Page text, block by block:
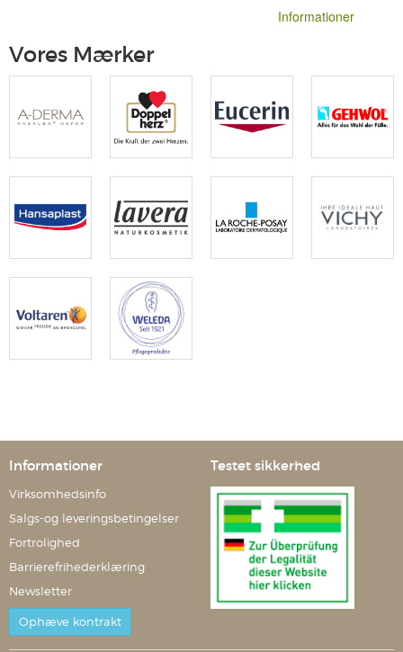
Informationer
Vores Mærker
Informationer
Virksomhedsinfo
Salgs-og leveringsbetingelser
Fortrolighed
Barrierefrihederklæring
Newsletter
Ophæve kontrakt
Testet sikkerhed